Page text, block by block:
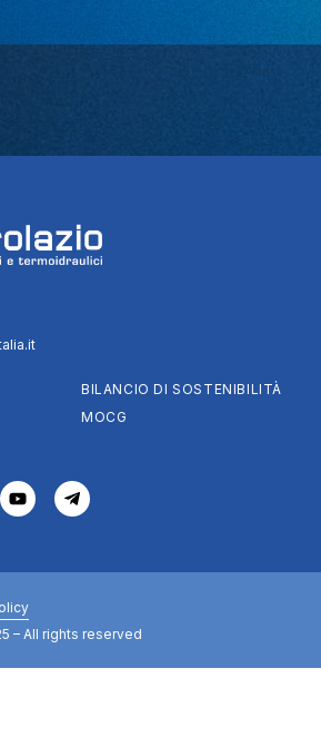
BILANCIO DI SOSTENIBILITÀ
MOCG
– All rights reserved